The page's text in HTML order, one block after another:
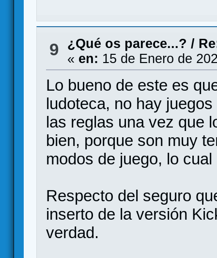
9 ¿Qué os parece...? /
« en: 15 de Enero de
Lo bueno de este es
ludoteca, no hay
las reglas una vez que
bien, porque son muy
modos de juego, lo cual
Respecto del seguro
inserto de la versión
verdad.